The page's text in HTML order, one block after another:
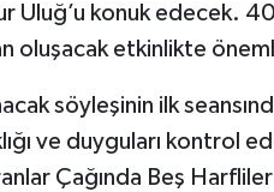
Uluğ’u konuk edecek.
oluşacak etkinlikte
söyleşinin ilk
ve duyguları kontrol
Çağında Beş